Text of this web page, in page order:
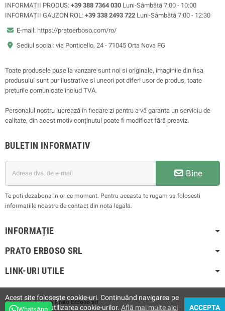
INFORMAȚII PRODUS: +39 388 7364 030 Luni-Sâmbătă 7:00 - 10:00
INFORMAȚII GAUZON ROL: +39 338 2493 722 Luni-Sâmbătă 7:00 - 12:30
E-mail: https://pratoerboso.com/ro/
Sediul social: via Ponticello, 24 - 71045 Orta Nova FG
Toate produsele puse la vanzare sunt noi si originale, imaginile din fisa
produsului sunt pur ilustrative si uneori pot diferi usor de produs, toate
preturile comunicate includ TVA.
Personalul nostru lucrează în fiecare zi pentru a vă garanta un serviciu de
calitate, din acest motiv conținutul poate fi modificat fără preaviz.
BULETIN INFORMATIV
Bine
Te poti dezabona in orice moment. Pentru aceasta te rugam sa folosesti
informatiile noastre de contact din nota legala.
INFORMAȚIE
PRATO ERBOSO SRL
LINK-URI UTILE
Copyright © 2025Prato Erbososrl
Acest site folosește cookie-uri. Continuând navigarea pe
site, acceptați utilizarea cookie-urilor. Află mai multe aici ACCEPTA
WhatsApp